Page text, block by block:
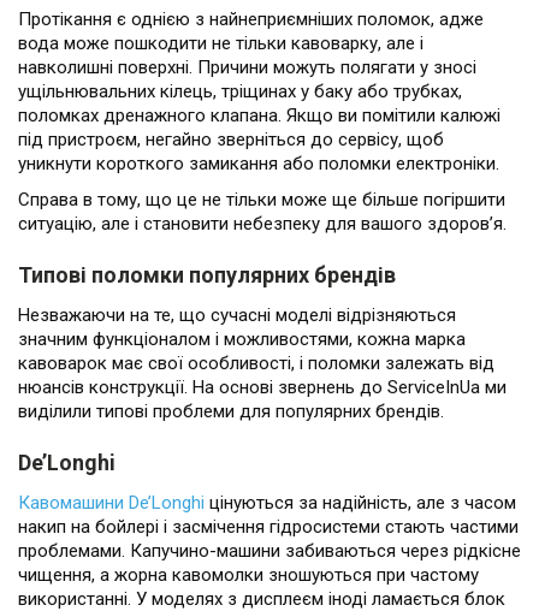
Протікання є однією з найнеприємніших поломок, адже
вода може пошкодити не тільки кавоварку, але і
навколишні поверхні. Причини можуть полягати у зносі
ущільнювальних кілець, тріщинах у баку або трубках,
поломках дренажного клапана. Якщо ви помітили калюжі
під пристроєм, негайно зверніться до сервісу, щоб
уникнути короткого замикання або поломки електроніки.
Справа в тому, що це не тільки може ще більше погіршити
ситуацію, але і становити небезпеку для вашого здоров’я.
Типові поломки популярних брендів
Незважаючи на те, що сучасні моделі відрізняються
значним функціоналом і можливостями, кожна марка
кавоварок має свої особливості, і поломки залежать від
нюансів конструкції. На основі звернень до ServiceInUa ми
виділили типові проблеми для популярних брендів.
De’Longhi
Кавомашини De’Longhi цінуються за надійність, але з часом
накип на бойлері і засмічення гідросистеми стають частими
проблемами. Капучино-машини забиваються через рідкісне
чищення, а жорна кавомолки зношуються при частому
використанні. У моделях з дисплеєм іноді ламається блок